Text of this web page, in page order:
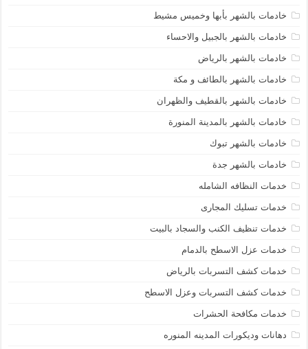
خادمات بالشهر بأبها وخميس مشيط
خادمات بالشهر بالجبيل والاحساء
خادمات بالشهر بالرياض
خادمات بالشهر بالطائف و مكة
خادمات بالشهر بالقطيف والظهران
خادمات بالشهر بالمدينة المنورة
خادمات بالشهر تبوك
خادمات بالشهر جدة
خدمات النظافه الشامله
خدمات تسليك المجارى
خدمات تنظيف الكنب والسجاد بالبيت
خدمات عزل الاسطح بالدمام
خدمات كشف التسربات بالرياض
خدمات كشف التسربات وعزل الاسطح
خدمات مكافحة الحشرات
دهانات وديكورات المدينه المنوره